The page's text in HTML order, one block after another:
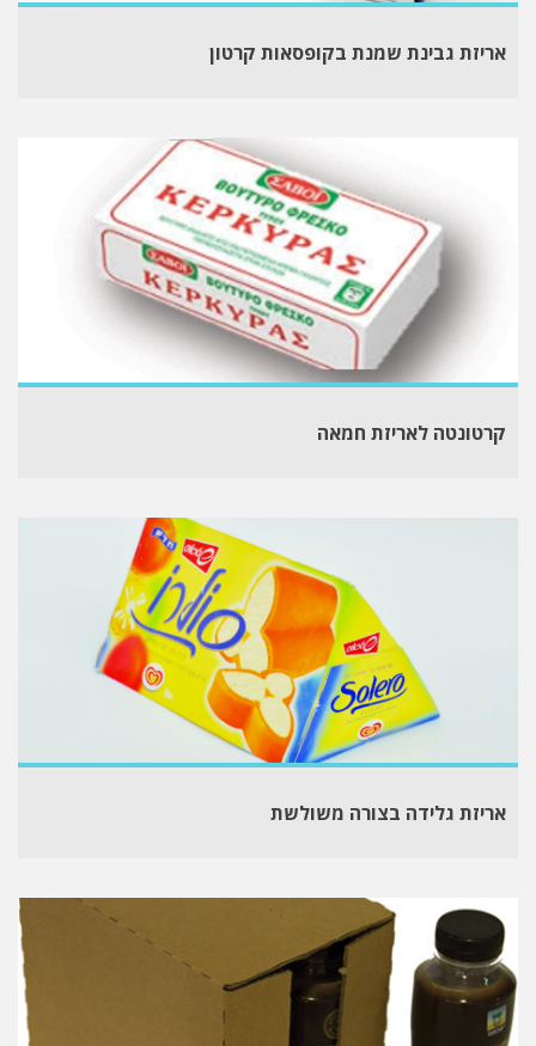
אריזת גבינת שמנת בקופסאות קרטון
קרטונטה לאריזת חמאה
אריזת גלידה בצורה משולשת